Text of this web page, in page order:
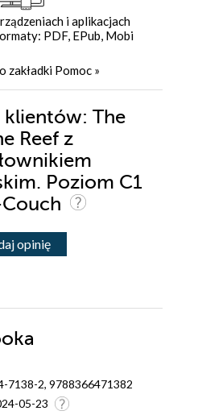
i aplikacjach
PDF, EPub, Mobi
zakładki Pomoc »
klientów: The
Reef z
Poziom C1
opinię
7138-2, 9788366471382
05-23